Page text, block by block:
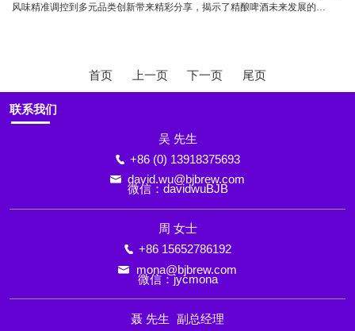
风味精准调控到多元品类创新带来精彩分享，揭示了精酿啤酒未来发展的…
首页 上一页 下一页 尾页
联系我们
吴 先生
+86 (0) 13918375693
david.wu@bjbrew.com
微信：davidwuBJB
周 女士
+86 15652786192
mona@bjbrew.com
微信：jycmona
聂 先生 副总经理